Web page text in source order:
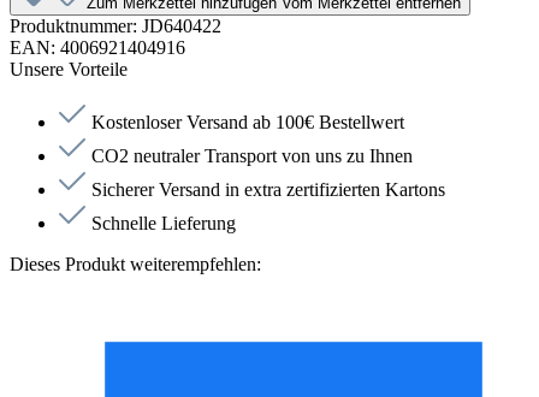
Produktnummer: JD640422
EAN: 4006921404916
Unsere Vorteile
Kostenloser Versand ab 100€ Bestellwert
CO2 neutraler Transport von uns zu Ihnen
Sicherer Versand in extra zertifizierten Kartons
Schnelle Lieferung
Dieses Produkt weiterempfehlen: